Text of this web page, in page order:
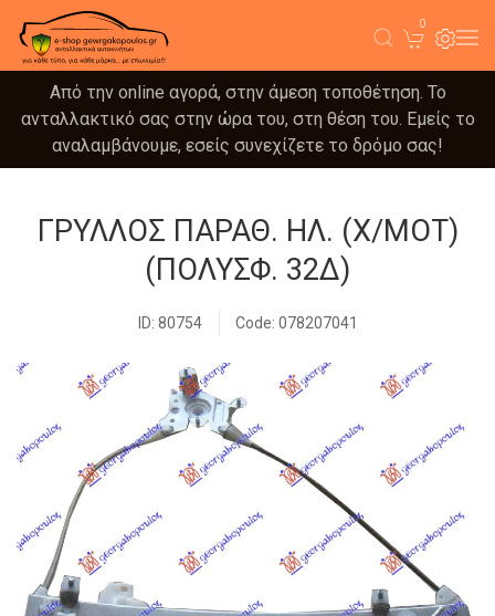
0
Από την online αγορά, στην άμεση τοποθέτηση. Το
ανταλλακτικό σας στην ώρα του, στη θέση του. Εμείς το
αναλαμβάνουμε, εσείς συνεχίζετε το δρόμο σας!
ΓΡΥΛΛΟΣ ΠΑΡΑΘ. ΗΛ. (Χ/ΜΟΤ)
(ΠΟΛΥΣΦ. 32Δ)
ID: 80754 Code: 078207041